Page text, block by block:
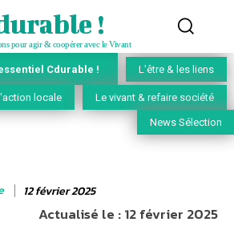
!
pour agir & coopérer avec le Vivant
Cdurable ! L'être & les liens
locale Le vivant & refaire société
News Sélection
12 février 2025
Actualisé le :12 février 2025